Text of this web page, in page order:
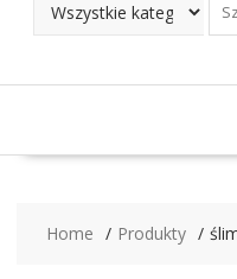
Home Produkty